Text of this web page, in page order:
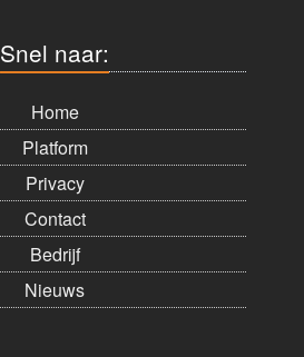
Snel naar:
Home
Platform
Privacy
Contact
Bedrijf
Nieuws